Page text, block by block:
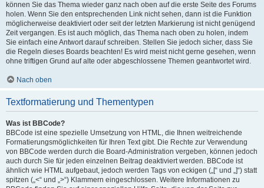
können Sie das Thema wieder ganz nach oben auf die erste Seite des Forums
holen. Wenn Sie den entsprechenden Link nicht sehen, dann ist die Funktion
möglicherweise deaktiviert oder seit der letzten Markierung ist nicht genügend
Zeit vergangen. Es ist auch möglich, das Thema nach oben zu holen, indem
Sie einfach eine Antwort darauf schreiben. Stellen Sie jedoch sicher, dass Sie
die Regeln dieses Boards beachten! Es wird meist nicht gerne gesehen, wenn
ohne triftigen Grund auf alte oder abgeschlossene Themen geantwortet wird.
Nach oben
Textformatierung und Thementypen
Was ist BBCode?
BBCode ist eine spezielle Umsetzung von HTML, die Ihnen weitreichende
Formatierungsmöglichkeiten für Ihren Text gibt. Die Rechte zur Verwendung
von BBCode werden durch die Board-Administration vergeben, können jedoch
auch durch Sie für jeden einzelnen Beitrag deaktiviert werden. BBCode ist
ähnlich wie HTML aufgebaut, jedoch werden Tags von eckigen („[“ und „]“) statt
spitzen („<“ und „>“) Klammern eingeschlossen. Weitere Informationen zu